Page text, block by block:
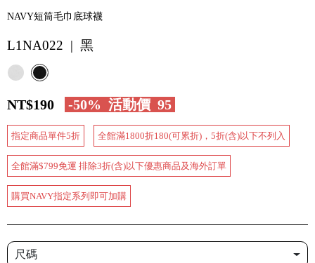
NAVY短筒毛巾底球襪
L1NA022 | 黑
NT$190 -50% 活動價 95
指定商品單件5折 全館滿1800折180(可累折)，5折(含)以下不列入
全館滿$799免運 排除3折(含)以下優惠商品及海外訂單
購買NAVY指定系列即可加購
尺碼